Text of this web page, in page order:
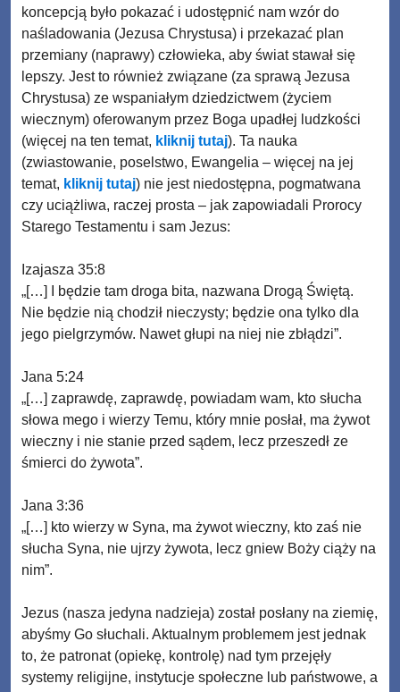
koncepcją było pokazać i udostępnić nam wzór do
naśladowania (Jezusa Chrystusa) i przekazać plan
przemiany (naprawy) człowieka, aby świat stawał się
lepszy. Jest to również związane (za sprawą Jezusa
Chrystusa) ze wspaniałym dziedzictwem (życiem
wiecznym) oferowanym przez Boga upadłej ludzkości
(więcej na ten temat, kliknij tutaj). Ta nauka
(zwiastowanie, poselstwo, Ewangelia – więcej na jej
temat, kliknij tutaj) nie jest niedostępna, pogmatwana
czy uciążliwa, raczej prosta – jak zapowiadali Prorocy
Starego Testamentu i sam Jezus:
Izajasza 35:8
„[…] I będzie tam droga bita, nazwana Drogą Świętą.
Nie będzie nią chodził nieczysty; będzie ona tylko dla
jego pielgrzymów. Nawet głupi na niej nie zbłądzi”.
Jana 5:24
„[…] zaprawdę, zaprawdę, powiadam wam, kto słucha
słowa mego i wierzy Temu, który mnie posłał, ma żywot
wieczny i nie stanie przed sądem, lecz przeszedł ze
śmierci do żywota”.
Jana 3:36
„[…] kto wierzy w Syna, ma żywot wieczny, kto zaś nie
słucha Syna, nie ujrzy żywota, lecz gniew Boży ciąży na
nim”.
Jezus (nasza jedyna nadzieja) został posłany na ziemię,
abyśmy Go słuchali. Aktualnym problemem jest jednak
to, że patronat (opiekę, kontrolę) nad tym przejęły
systemy religijne, instytucje społeczne lub państwowe, a